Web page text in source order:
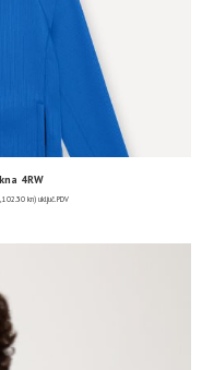
4RW
kn) uključ. PDV